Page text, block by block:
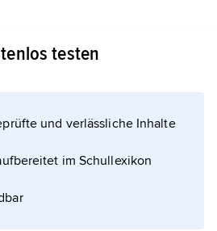
zum Artikel
testen
und verlässliche Inhalte
im Schullexikon